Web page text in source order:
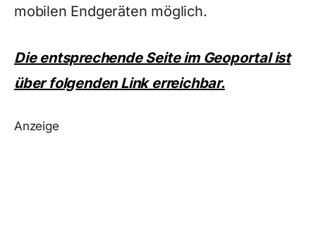
mobilen Endgeräten möglich.
Die entsprechende Seite im Geoportal ist
über folgenden Link erreichbar.
Anzeige